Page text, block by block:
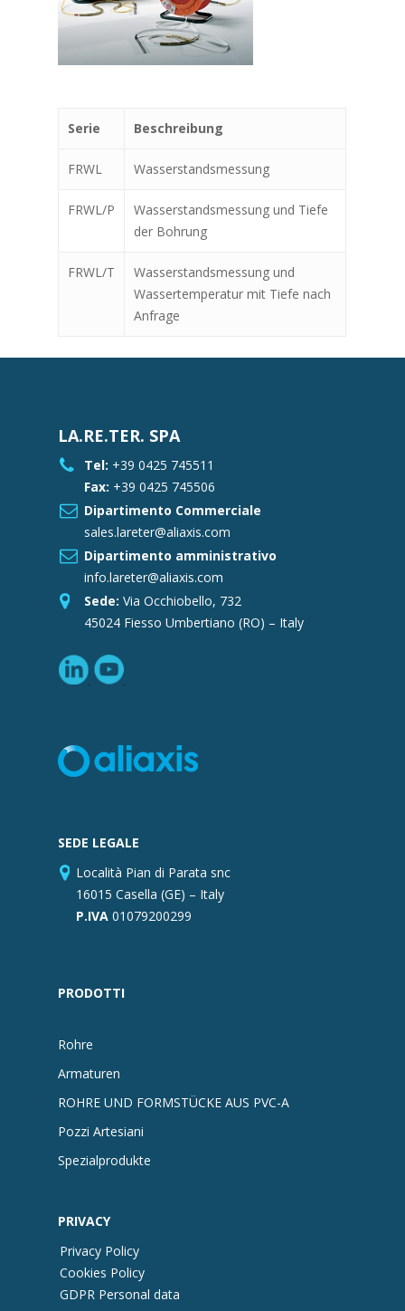
Serie Beschreibung
FRWL Wasserstandsmessung
FRWL/P
Wasserstandsmessung und Tiefe
der Bohrung
FRWL/T
Wasserstandsmessung und
Wassertemperatur mit Tiefe nach
Anfrage
LA.RE.TER. SPA
Tel: +39 0425 745511
Fax: +39 0425 745506
Dipartimento Commerciale
sales.lareter@aliaxis.com
Dipartimento amministrativo
info.lareter@aliaxis.com
Sede: Via Occhiobello, 732
45024 Fiesso Umbertiano (RO) – Italy
SEDE LEGALE
Località Pian di Parata snc
16015 Casella (GE) – Italy
P.IVA 01079200299
PRODOTTI
Rohre
Armaturen
ROHRE UND FORMSTÜCKE AUS PVC-A
Pozzi Artesiani
Spezialprodukte
PRIVACY
Privacy Policy
Cookies Policy
GDPR Personal data